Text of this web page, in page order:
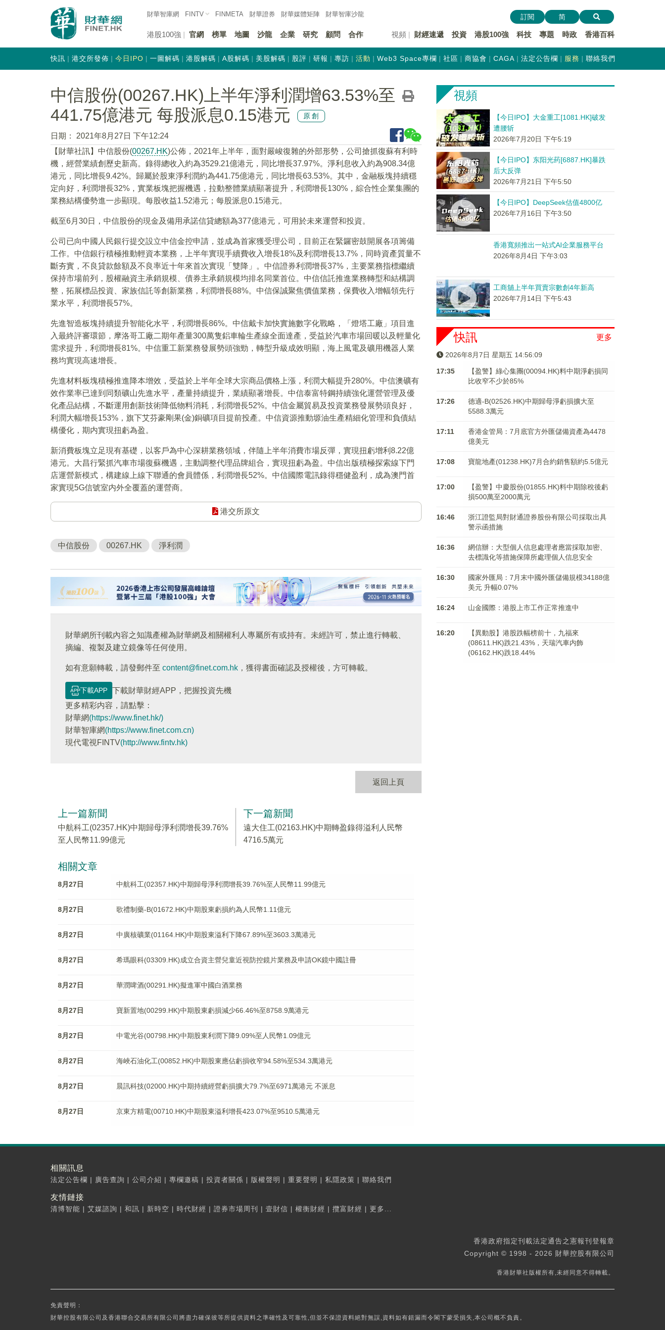
財華智庫網 FINTV FINMETA 財華證券 財華媒體矩陣 財華智庫沙龍
港股100強 官網 榜單 地圖 沙龍 企業 研究 顧問 合作 視頻 財經速遞 投資 港股100強 科技 專題 時政 香港百科
訂閱 简
快訊 港交所發佈 今日IPO 一圖解碼 港股解碼 A股解碼 美股解碼 股評 研報 專訪 活動 Web3 Space專欄 社區 商協會 CAGA 法定公告欄 服務 聯絡我們
中信股份(00267.HK)上半年淨利潤增63.53%至
441.75億港元 每股派息0.15港元
原創
日期：
2021年8月27日 下午12:24
【財華社訊】中信股份(00267.HK)公佈，2021年上半年，面對嚴峻復雜的外部形勢，公司搶抓復蘇有利時
機，經營業績創歷史新高。錄得總收入約為3529.21億港元，同比增長37.97%。淨利息收入約為908.34億
港元，同比增長9.42%。歸屬於股東淨利潤約為441.75億港元，同比增長63.53%。其中，金融板塊持續穩
定向好，利潤增長32%，實業板塊把握機遇，拉動整體業績顯著提升，利潤增長130%，綜合性企業集團的
業務結構優勢進一步顯現。每股收益1.52港元；每股派息0.15港元。
截至6月30日，中信股份的現金及備用承諾信貸總額為377億港元，可用於未來運營和投資。
公司已向中國人民銀行提交設立中信金控申請，並成為首家獲受理公司，目前正在緊鑼密鼓開展各項籌備
工作。中信銀行積極推動輕資本業務，上半年實現手續費收入增長18%及利潤增長13.7%，同時資產質量不
斷夯實，不良貸款餘額及不良率近十年來首次實現「雙降」。中信證券利潤增長37%，主要業務指標繼續
保持市場前列，股權融資主承銷規模、債券主承銷規模均排名同業首位。中信信託推進業務轉型和結構調
整，拓展標品投資、家族信託等創新業務，利潤增長88%。中信保誠聚焦價值業務，保費收入增幅領先行
業水平，利潤增長57%。
先進智造板塊持續提升智能化水平，利潤增長86%。中信戴卡加快實施數字化戰略，「燈塔工廠」項目進
入最終評審環節，摩洛哥工廠二期年產量300萬隻鋁車輪生產線全面達產，受益於汽車市場回暖以及輕量化
需求提升，利潤增長81%。中信重工新業務發展勢頭強勁，轉型升級成效明顯，海上風電及礦用機器人業
務均實現高速增長。
先進材料板塊積極推進降本增效，受益於上半年全球大宗商品價格上漲，利潤大幅提升280%。中信澳礦有
效作業率已達到同類礦山先進水平，產量持續提升，業績顯著增長。中信泰富特鋼持續強化運營管理及優
化產品結構，不斷運用創新技術降低物料消耗，利潤增長52%。中信金屬貿易及投資業務發展勢頭良好，
利潤大幅增長153%，旗下艾芬豪剛果(金)銅礦項目提前投產。中信資源推動塬油生產精細化管理和負債結
構優化，期内實現扭虧為盈。
新消費板塊立足現有基礎，以客戶為中心深耕業務領域，伴隨上半年消費市場反彈，實現扭虧增利8.22億
港元。大昌行緊抓汽車市場復蘇機遇，主動調整代理品牌組合，實現扭虧為盈。中信出版積極探索線下門
店運營新模式，構建線上線下聯通的會員體係，利潤增長52%。中信國際電訊錄得穩健盈利，成為澳門首
家實現5G信號室内外全覆蓋的運營商。
港交所原文
中信股份 00267.HK 淨利潤
財華網所刊載內容之知識產權為財華網及相關權利人專屬所有或持有。未經許可，禁止進行轉載、
摘編、複製及建立鏡像等任何使用。
如有意願轉載，請發郵件至 content@finet.com.hk ，獲得書面確認及授權後，方可轉載。
下載APP
下載財華財經APP，把握投資先機
更多精彩内容，請點擊：
財華網(https://www.finet.hk/)
財華智庫網(https://www.finet.com.cn)
現代電視FINTV(http://www.fintv.hk)
返回上頁
上一篇新聞
中航科工(02357.HK)中期歸母淨利潤增長39.76%
至人民幣11.99億元
下一篇新聞
遠大住工(02163.HK)中期轉盈錄得溢利人民幣
4716.5萬元
相關文章
8月27日 中航科工(02357.HK)中期歸母淨利潤增長39.76%至人民幣11.99億元
8月27日 歌禮制藥-B(01672.HK)中期股東虧損約為人民幣1.11億元
8月27日 中廣核礦業(01164.HK)中期股東溢利下降67.89%至3603.3萬港元
8月27日 希瑪眼科(03309.HK)成立合資主營兒童近視防控鏡片業務及申請OK鏡中國註冊
8月27日 華潤啤酒(00291.HK)擬進軍中國白酒業務
8月27日 寶新置地(00299.HK)中期股東虧損減少66.46%至8758.9萬港元
8月27日 中電光谷(00798.HK)中期股東利潤下降9.09%至人民幣1.09億元
8月27日 海峽石油化工(00852.HK)中期股東應佔虧損收窄94.58%至534.3萬港元
8月27日 晨訊科技(02000.HK)中期持續經營虧損擴大79.7%至6971萬港元 不派息
8月27日 京東方精電(00710.HK)中期股東溢利增長423.07%至9510.5萬港元
視頻
【今日IPO】大金重工[1081.HK]破发
遭腰斩
2026年7月20日 下午5:19
【今日IPO】东阳光药[6887.HK]暴跌
后大反弹
2026年7月21日 下午5:50
【今日IPO】DeepSeek估值4800亿
2026年7月16日 下午3:50
香港寬頻推出一站式AI企業服務平台
2026年8月4日 下午3:03
工商舖上半年買賣宗數創4年新高
2026年7月14日 下午5:43
更多
快訊
2026年8月7日 星期五 14:56:10
17:35
【盈警】綠心集團(00094.HK)料中期淨虧損同
比收窄不少於85%
17:26
德適-B(02526.HK)中期歸母淨虧損擴大至
5588.3萬元
17:11
香港金管局：7月底官方外匯儲備資產為4478
億美元
17:08 寶龍地產(01238.HK)7月合約銷售額約5.5億元
17:00
【盈警】中慶股份(01855.HK)料中期除稅後虧
損500萬至2000萬元
16:46
浙江證監局對財通證券股份有限公司採取出具
警示函措施
16:36
網信辦：大型個人信息處理者應當採取加密、
去標識化等措施保障所處理個人信息安全
16:30
國家外匯局：7月末中國外匯儲備規模34188億
美元 升幅0.07%
16:24 山金國際：港股上市工作正常推進中
16:20
【異動股】港股跌幅榜前十，九福來
(08611.HK)跌21.43%，天瑞汽車内飾
(06162.HK)跌18.44%
相關訊息
法定公告欄 | 廣告查詢 | 公司介紹 | 專欄邀稿 | 投資者關係 | 版權聲明 | 重要聲明 | 私隱政策 | 聯絡我們
友情鏈接
清博智能 | 艾媒諮詢 | 和訊 | 新時空 | 時代財經 | 證券市場周刊 | 壹財信 | 權衡財經 | 攬富財經 | 更多...
香港政府指定刊載法定通告之憲報刊登報章
Copyright © 1998 - 2026 財華控股有限公司
香港財華社版權所有,未經同意不得轉載。
免責聲明：
財華控股有限公司及香港聯合交易所有限公司將盡力確保彼等所提供資料之準確性及可靠性,但並不保證資料絕對無誤,資料如有錯漏而令閣下蒙受損失,本公司概不負責。